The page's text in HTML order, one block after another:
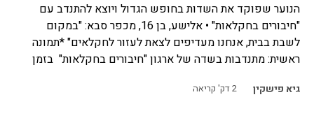
הנוער שפוקד את השדות בחופש הגדול ויוצא להתנדב עם
"חיבורים בחקלאות" • אלישע, בן 16, מכפר סבא: "במקום
לשבת בבית, אנחנו מעדיפים לצאת לעזור לחקלאים" *תמונה
ראשית: מתנדבות בשדה של ארגון "חיבורים בחקלאות" בזמן
גיא פישקין 2דק' קריאה